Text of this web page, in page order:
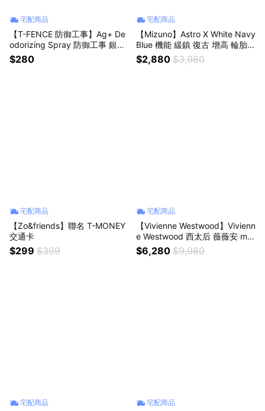
宅配商品
【T-FENCE 防御工事】Ag+ De
odorizing Spray 防御工事 銀離
子 球鞋除臭 制菌噴霧 280ml
$280
宅配商品
【Mizuno】Astro X White Navy
Blue 機能 緩鎮 復古 增高 輪胎底
白灰藍
$2,880 $3,980
宅配商品
【Zo&friends】聯名 T-MONEY
交通卡
$299 $399
宅配商品
【Vivienne Westwood】Vivienn
e Westwood 西太后 薇薇安 mini
bas 浮雕吊墜 黃銅 項鍊 女款
$6,280 $9,980
宅配商品 宅配商品